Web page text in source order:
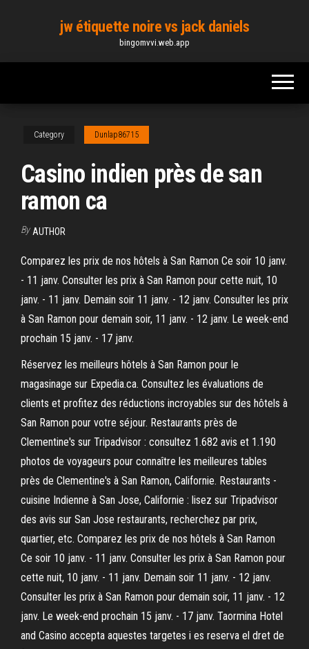
content
jw étiquette noire vs jack daniels
bingomvvi.web.app
Category Dunlap86715
Casino indien près de san
ramon ca
By AUTHOR
Comparez les prix de nos hôtels à San Ramon Ce soir 10 janv.
- 11 janv. Consulter les prix à San Ramon pour cette nuit, 10
janv. - 11 janv. Demain soir 11 janv. - 12 janv. Consulter les prix
à San Ramon pour demain soir, 11 janv. - 12 janv. Le week-end
prochain 15 janv. - 17 janv.
Réservez les meilleurs hôtels à San Ramon pour le
magasinage sur Expedia.ca. Consultez les évaluations de
clients et profitez des réductions incroyables sur des hôtels à
San Ramon pour votre séjour. Restaurants près de
Clementine's sur Tripadvisor : consultez 1.682 avis et 1.190
photos de voyageurs pour connaître les meilleures tables
près de Clementine's à San Ramon, Californie. Restaurants -
cuisine Indienne à San Jose, Californie : lisez sur Tripadvisor
des avis sur San Jose restaurants, recherchez par prix,
quartier, etc. Comparez les prix de nos hôtels à San Ramon
Ce soir 10 janv. - 11 janv. Consulter les prix à San Ramon pour
cette nuit, 10 janv. - 11 janv. Demain soir 11 janv. - 12 janv.
Consulter les prix à San Ramon pour demain soir, 11 janv. - 12
janv. Le week-end prochain 15 janv. - 17 janv. Taormina Hotel
and Casino accepta aquestes targetes i es reserva el dret de